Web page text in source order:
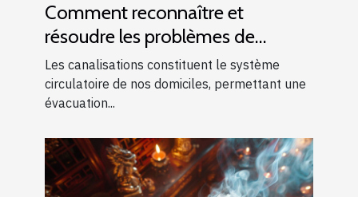
Comment reconnaître et
résoudre les problèmes de
canalisations bouchées
Les canalisations constituent le système
circulatoire de nos domiciles, permettant une
évacuation...